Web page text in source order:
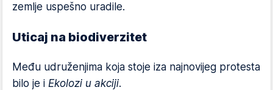
zemlje uspešno uradile.
Uticaj na biodiverzitet
Među udruženjima koja stoje iza najnovijeg protesta
bilo je i Ekolozi u akciji.